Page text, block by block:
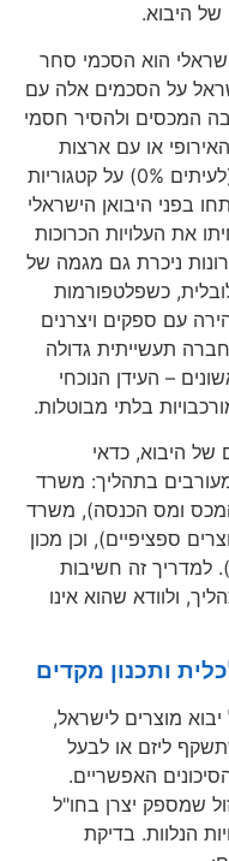
של היבוא.
הוא הסכמי סחר
על הסכמים אלה עם
המכסים ולהסיר חסמי
או עם ארצות
הברית, נקבעו שיעורי מס מועדפים (לעיתים 0%) על קטגוריות
בפני היבואן הישראלי
את העלויות הכרוכות
ניכרת גם מגמה של
כשפלטפורמות
עם ספקים ויצרנים
תעשייתית גדולה
– העידן הנוכחי
בלתי מבוטלות.
של היבוא, כדאי
בתהליך: משרד
ומס הכנסה), משרד
ספציפיים), וכן מכון
למדריך זה חשיבות
ולוודא שהוא אינו
ותכנון מקדים
מוצרים לישראל,
ליזם או לבעל
האפשריים.
שמספק יצרן בחו"ל
הנלוות. בדיקת